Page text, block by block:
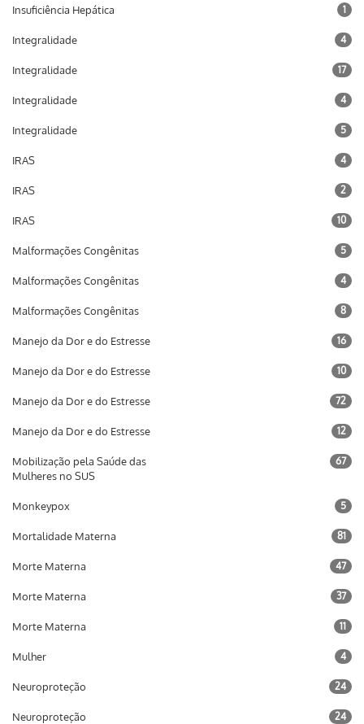
Insuficiência Hepática 1
Integralidade 4
Integralidade 17
Integralidade 4
Integralidade 5
IRAS 4
IRAS 2
IRAS 10
Malformações Congênitas 5
Malformações Congênitas 4
Malformações Congênitas 8
Manejo da Dor e do Estresse 16
Manejo da Dor e do Estresse 10
Manejo da Dor e do Estresse 72
Manejo da Dor e do Estresse 12
Mobilização pela Saúde das
Mulheres no SUS
67
Monkeypox 5
Mortalidade Materna 81
Morte Materna 47
Morte Materna 37
Morte Materna 11
Mulher 4
Neuroproteção 24
Neuroproteção 24